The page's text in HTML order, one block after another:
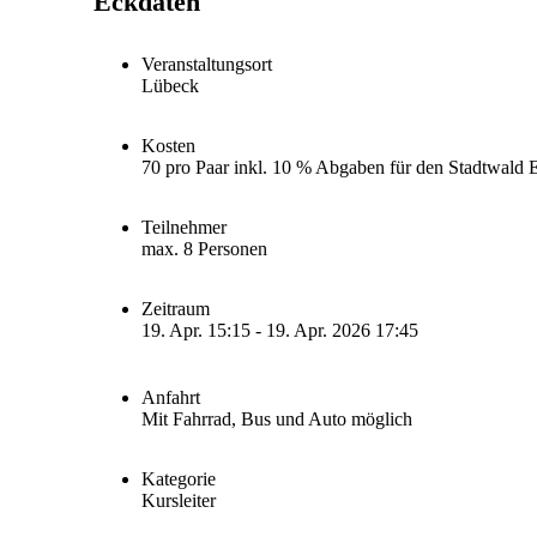
Veranstaltungsort
Lübeck
Kosten
70 pro Paar inkl. 10 % Abgaben für den Stadtwald
Teilnehmer
max. 8 Personen
Zeitraum
19. Apr. 15:15 - 19. Apr. 2026 17:45
Anfahrt
Mit Fahrrad, Bus und Auto möglich
Kategorie
Kursleiter